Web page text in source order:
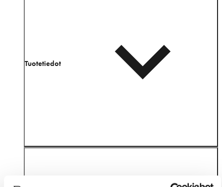
Tuotetiedot